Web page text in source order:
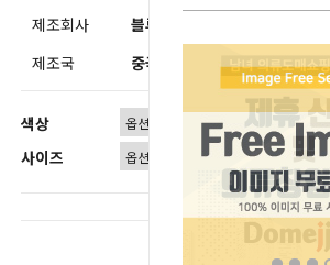
제조회사 블루모드제휴사
제조국 중국
색상
사이즈